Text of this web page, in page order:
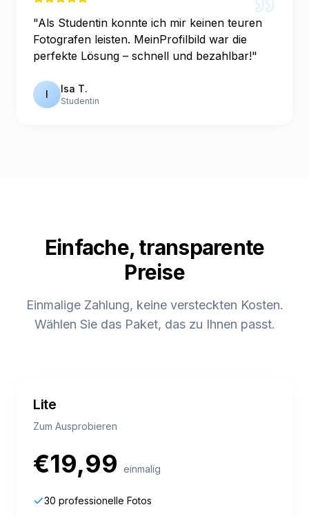
"Als Studentin konnte ich mir keinen teuren
Fotografen leisten. MeinProfilbild war die
perfekte Lösung – schnell und bezahlbar!"
I Isa T.
Studentin
Einfache, transparente
Preise
Einmalige Zahlung, keine versteckten Kosten.
Wählen Sie das Paket, das zu Ihnen passt.
Lite
Zum Ausprobieren
€19,99 einmalig
30 professionelle Fotos